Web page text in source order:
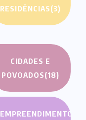
RESIDÊNCIAS(3)
CIDADES E
POVOADOS(18)
EMPREENDIMENTOS